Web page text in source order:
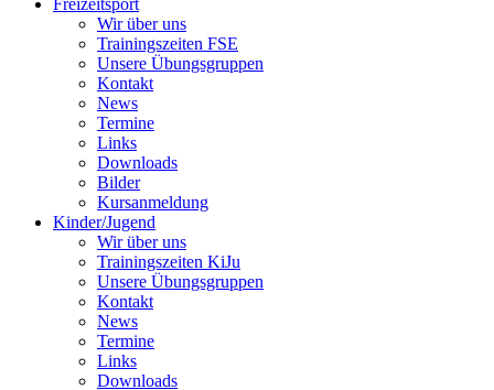
Wir über uns
Trainingszeiten FSE
Unsere Übungsgruppen
Kontakt
News
Termine
Links
Downloads
Bilder
Kursanmeldung
Kinder/Jugend
Wir über uns
Trainingszeiten KiJu
Unsere Übungsgruppen
Kontakt
News
Termine
Links
Downloads